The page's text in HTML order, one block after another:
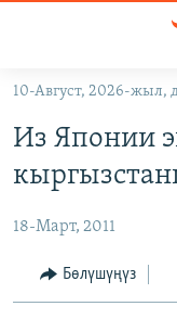
Навигацияга
өтүңүз
салыңызКЫРГЫЗСТАН
САЯСАТ
ЭКОНОМИКА
ДҮЙНӨ
ДҮЙНӨ
БОРБОР АЗИЯ
УКРАИНА
АТАЙЫН ИЛИКТӨӨ
10-Август, 2026-жыл,
Из Японии
18-Март, 2011
Бөлүшүңүз